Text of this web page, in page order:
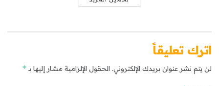
اترك تعليقاً
لن يتم نشر عنوان بريدك الإلكتروني. الحقول الإلزامية مشار إليها بـ *